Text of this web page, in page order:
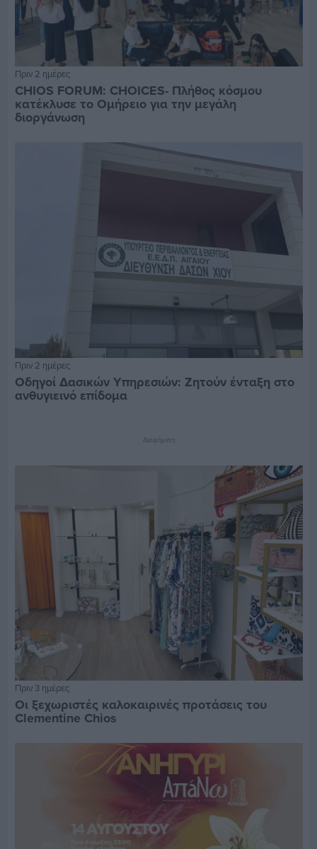
Πριν 2 ημέρες
CHIOS FORUM: CHOICES- Πλήθος κόσμου
κατέκλυσε το Ομήρειο για την μεγάλη
διοργάνωση
Πριν 2 ημέρες
Οδηγοί Δασικών Υπηρεσιών: Ζητούν ένταξη στο
ανθυγιεινό επίδομα
Διαφήμιση
Πριν 3 ημέρες
Οι ξεχωριστές καλοκαιρινές προτάσεις του
Clementine Chios